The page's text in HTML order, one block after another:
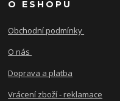
O ESHOPU
Obchodní podmínky
O nás
Doprava a platba
Vrácení zboží - reklamace